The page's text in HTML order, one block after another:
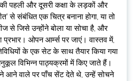
पहली और दूसरी कक्षा के लड़कों और
से संबंधित एक चित्र बनाना होगा, या तो
से जिसे उन्होंने बोला या सोचा है, और
प्रभार। ओपन आर्म्स पर जाएं। वास्तव में,
के एक सेट के साथ तैयार किया गया
विभिन्न पाठ्यक्रमों में किए जाते हैं।
आने वाले पर पाँच सेंट देते थे, उन्हें सोचने